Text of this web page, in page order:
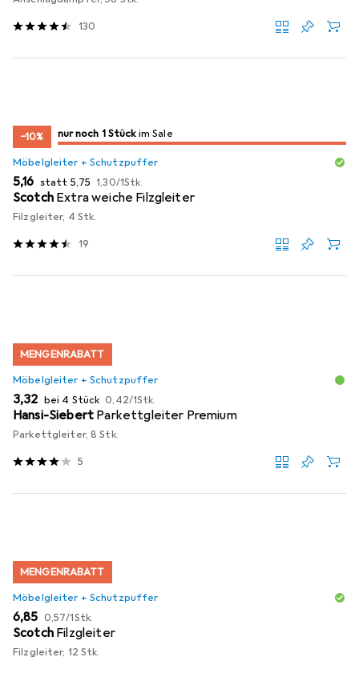
130
−10% noch 1 Stückim Sale
nur noch 1 Stück im Sale
Möbelgleiter + Schutzpuffer
EUR
5,16 statt EUR
5,75 EUR
1,30/1Stk.
Scotch Extra weiche Filzgleiter
Filzgleiter, 4 Stk.
19
MENGENRABATT
Möbelgleiter + Schutzpuffer
EUR
3,32 bei 4 Stück EUR
0,42/1Stk.
Hansi-Siebert Parkettgleiter Premium
Parkettgleiter, 8 Stk.
5
MENGENRABATT
Möbelgleiter + Schutzpuffer
EUR
6,85 EUR
0,57/1Stk.
Scotch Filzgleiter
Filzgleiter, 12 Stk.